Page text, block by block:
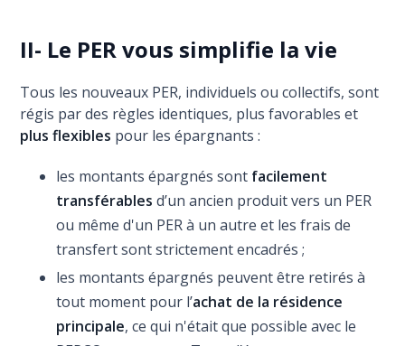
II- Le PER vous simplifie la vie
Tous les nouveaux PER, individuels ou collectifs, sont
régis par des règles identiques, plus favorables et
plus flexibles pour les épargnants :
les montants épargnés sont facilement
transférables d’un ancien produit vers un PER
ou même d'un PER à un autre et les frais de
transfert sont strictement encadrés ;
les montants épargnés peuvent être retirés à
tout moment pour l’achat de la résidence
principale, ce qui n'était que possible avec le